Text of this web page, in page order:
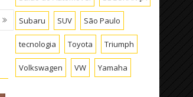
Subaru SUV São Paulo
tecnologia Toyota Triumph
Volkswagen VW Yamaha